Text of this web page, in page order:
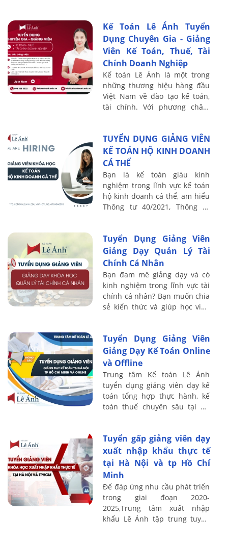
mang ...
Kế Toán Lê Ánh Tuyển
Dụng Chuyên Gia - Giảng
Viên Kế Toán, Thuế, Tài
Chính Doanh Nghiệp
Kế toán Lê Ánh là một trong
những thương hiệu hàng đầu
Việt Nam về đào tạo kế toán,
tài chính. Với phương châm
mang ...
TUYỂN DỤNG GIẢNG VIÊN
KẾ TOÁN HỘ KINH DOANH
CÁ THỂ
Bạn là kế toán giàu kinh
nghiệm trong lĩnh vực kế toán
hộ kinh doanh cá thể, am hiểu
Thông tư 40/2021, Thông tư
tạo, ...
Tuyển Dụng Giảng Viên
Giảng Dạy Quản Lý Tài
Chính Cá Nhân
Bạn đam mê giảng dạy và có
kinh nghiệm trong lĩnh vực tài
chính cá nhân? Bạn muốn chia
sẻ kiến thức và giúp học viên
...
Tuyển Dụng Giảng Viên
Giảng Dạy Kế Toán Online
và Offline
Trung tâm Kế toán Lê Ánh
tuyển dụng giảng viên dạy kế
toán tổng hợp thực hành, kế
toán thuế chuyên sâu tại Hà
nghiệm đứng ...
Tuyển gấp giảng viên dạy
xuất nhập khẩu thực tế
tại Hà Nội và tp Hồ Chí
Minh
Để đáp ứng nhu cầu phát triển
trong giai đoạn 2020-
2025,Trung tâm xuất nhập
khẩu Lê Ánh tập trung tuyển